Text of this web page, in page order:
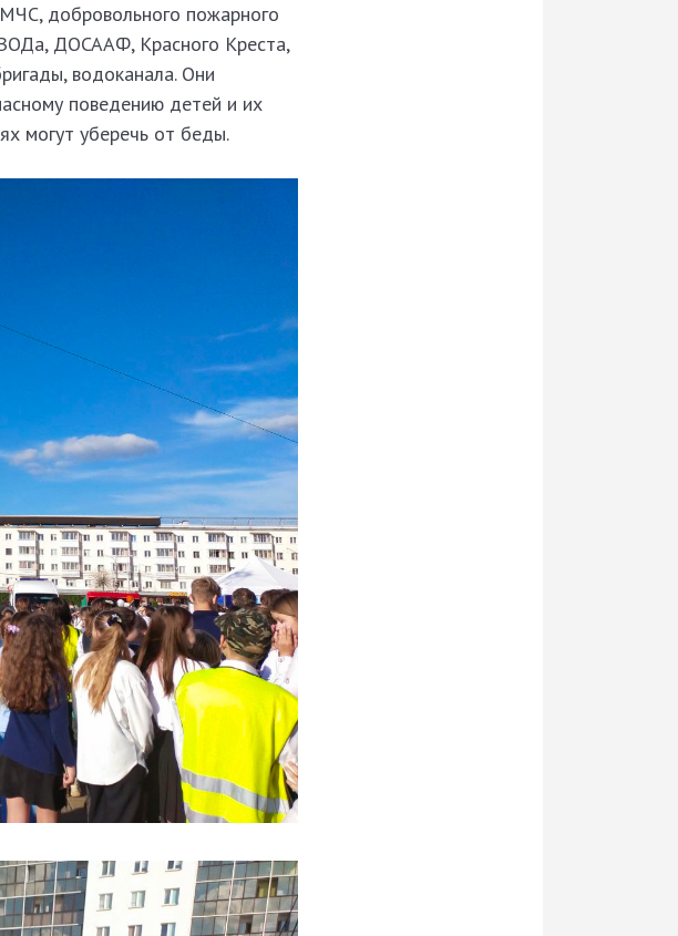
добровольного пожарного
ДОСААФ, Красного Креста,
водоканала. Они
поведению детей и их
могут уберечь от беды.